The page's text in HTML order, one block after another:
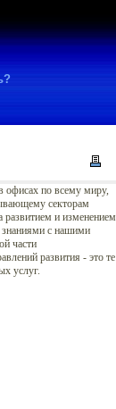
офисах по всему миру,
секторам
развитием и изменением
знаниями с нашими
части
развития - это те
услуг.